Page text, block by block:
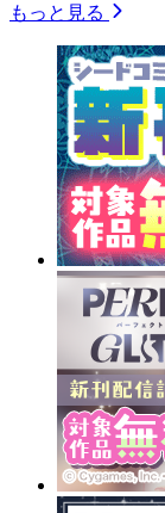
もっと見る